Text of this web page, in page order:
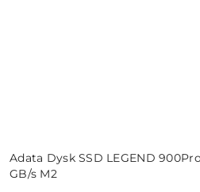
Adata Dysk SSD LEGEND
GB/s M2